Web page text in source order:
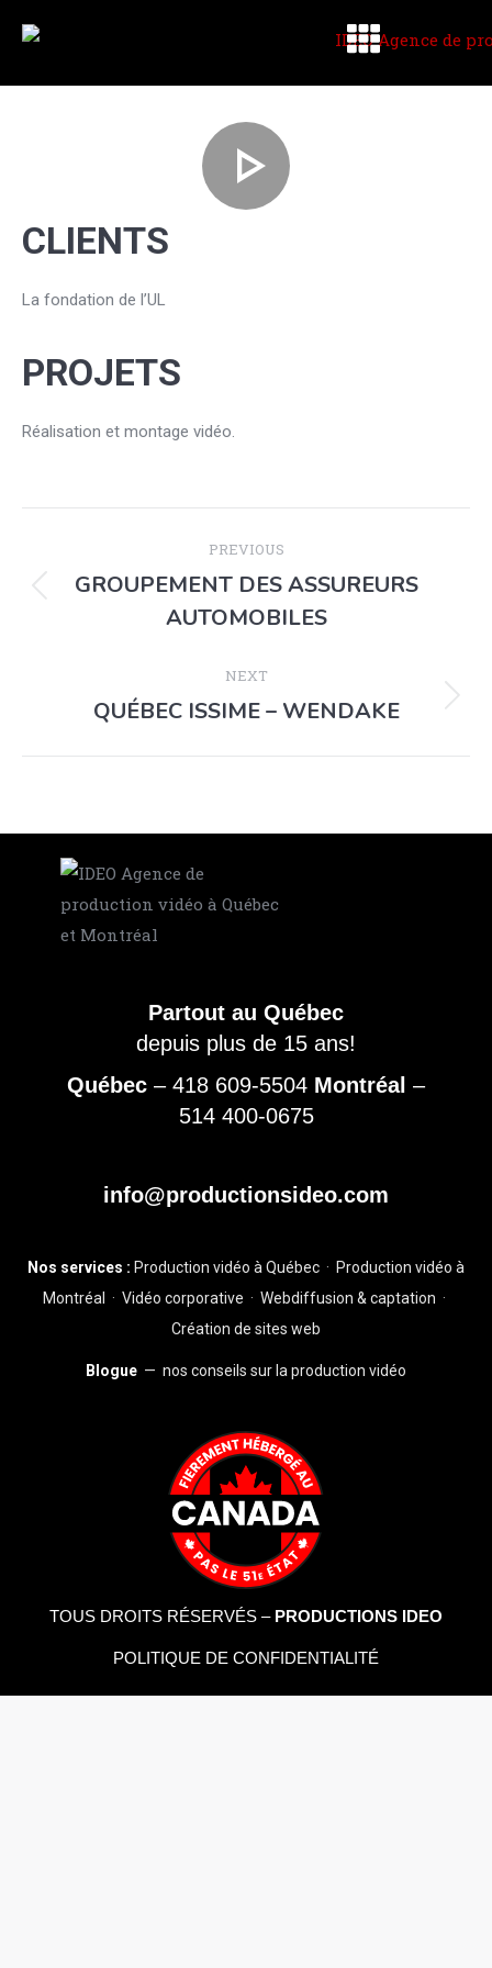
CLIENTS
La fondation de l’UL
PROJETS
Réalisation et montage vidéo.
PREVIOUS
GROUPEMENT DES ASSUREURS
AUTOMOBILES
NEXT
QUÉBEC ISSIME – WENDAKE
Partout au Québec
depuis plus de 15 ans!
Québec – 418 609-5504 Montréal –
514 400-0675
info@productionsideo.com
Nos services : Production vidéo à Québec · Production vidéo à
Montréal
· Vidéo corporative · Webdiffusion & captation ·
Création de sites web
Blogue — nos conseils sur la production vidéo
TOUS DROITS RÉSERVÉS – PRODUCTIONS IDEO
POLITIQUE DE CONFIDENTIALITÉ